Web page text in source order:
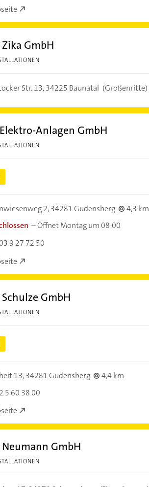
GmbH
Str. 13,34225 Baunatal (Großenritte)
Anlagen GmbH
2,34281 Gudensberg
4,3 km
–Öffnet Montag um 08:00
9 27 72 50
GmbH
13,34281 Gudensberg
4,4 km
5 60 38 00
GmbH